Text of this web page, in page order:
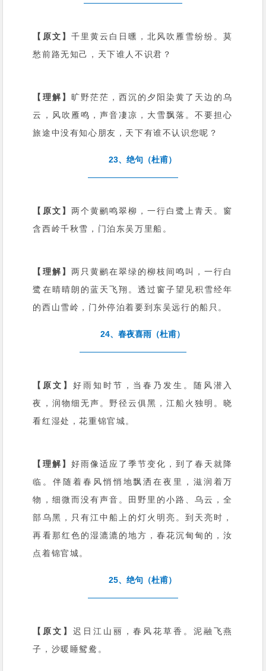
【原文】 千里黄云白日曛，北风吹雁雪纷纷。莫
愁前路无知己，天下谁人不识君？
【理解】 旷野茫茫，西沉的夕阳染黄了天边的乌
云，风吹雁鸣，声音凄凉，大雪飘落。不要担心
旅途中没有知心朋友，天下有谁不认识您呢？
23、绝句（杜甫）
【原文】 两个黄鹂鸣翠柳，一行白鹭上青天。窗
含西岭千秋雪，门泊东吴万里船。
【理解】 两只黄鹂在翠绿的柳枝间鸣叫，一行白
鹭在晴晴朗的蓝天飞翔。透过窗子望见积雪经年
的西山雪岭，门外停泊着要到东吴远行的船只。
24、春夜喜雨（杜甫）
【原文】好雨知时节，当春乃发生。随风潜入
夜，润物细无声。野径云俱黑，江船火独明。晓
看红湿处，花重锦官城。
【理解】 好雨像适应了季节变化，到了春天就降
临。伴随着春风悄悄地飘洒在夜里，滋润着万
物，细微而没有声音。田野里的小路、乌云，全
部乌黑，只有江中船上的灯火明亮。到天亮时，
再看那红色的湿漉漉的地方，春花沉甸甸的，汝
点着锦官城。
25、绝句（杜甫）
【原文】迟日江山丽，春风花草香。泥融飞燕
子，沙暖睡鸳鸯。